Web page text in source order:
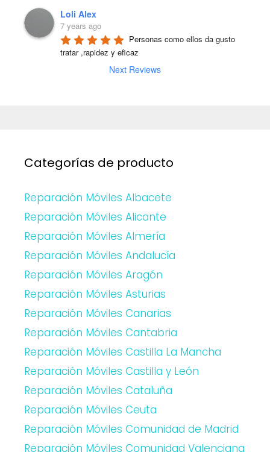
Loli Alex
7 years ago
Personas como ellos da gusto
tratar ,rapidez y eficaz
Next Reviews
Categorías de producto
Reparación Móviles Albacete
Reparación Móviles Alicante
Reparación Móviles Almería
Reparación Móviles Andalucía
Reparación Móviles Aragón
Reparación Móviles Asturias
Reparación Móviles Canarias
Reparación Móviles Cantabria
Reparación Móviles Castilla La Mancha
Reparación Móviles Castilla y León
Reparación Móviles Cataluña
Reparación Móviles Ceuta
Reparación Móviles Comunidad de Madrid
Reparación Móviles Comunidad Valenciana